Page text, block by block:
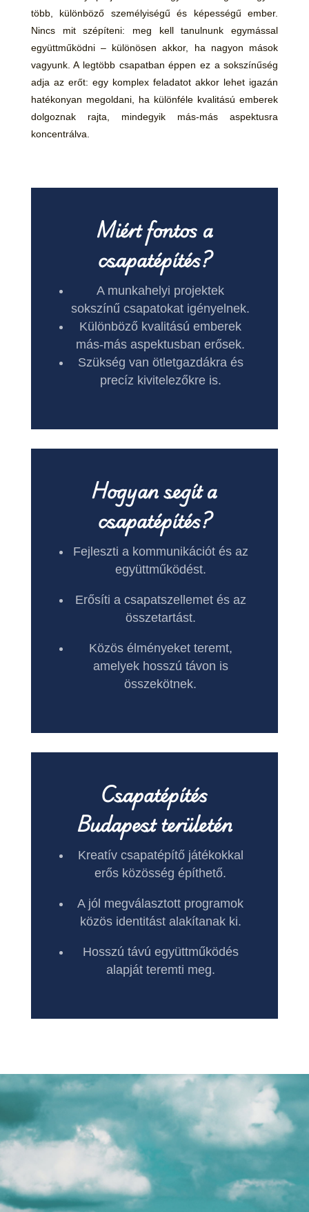
több, különböző személyiségű és képességű ember.
Nincs mit szépíteni: meg kell tanulnunk egymással
együttműködni – különösen akkor, ha nagyon mások
vagyunk. A legtöbb csapatban éppen ez a sokszínűség
adja az erőt: egy komplex feladatot akkor lehet igazán
hatékonyan megoldani, ha különféle kvalitású emberek
dolgoznak rajta, mindegyik más-más aspektusra
koncentrálva.
Miért fontos a
csapatépítés?
A munkahelyi projektek
sokszínű csapatokat igényelnek.
Különböző kvalitású emberek
más-más aspektusban erősek.
Szükség van ötletgazdákra és
precíz kivitelezőkre is.
Hogyan segít a
csapatépítés?
Fejleszti a kommunikációt és az
együttműködést.
Erősíti a csapatszellemet és az
összetartást.
Közös élményeket teremt,
amelyek hosszú távon is
összekötnek.
Csapatépítés
Budapest területén
Kreatív csapatépítő játékokkal
erős közösség építhető.
A jól megválasztott programok
közös identitást alakítanak ki.
Hosszú távú együttműködés
alapját teremti meg.